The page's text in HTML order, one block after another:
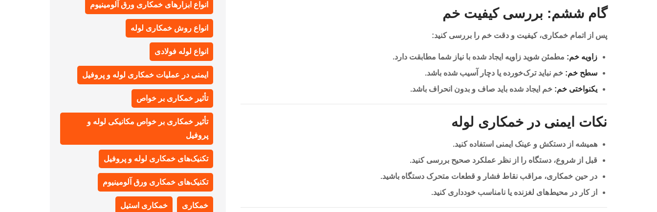
گام ششم: بررسی کیفیت خم
پس از اتمام خمکاری، کیفیت و دقت خم را بررسی کنید:
زاویه خم: مطمئن شوید زاویه ایجاد شده با نیاز شما مطابقت دارد.
سطح خم: خم نباید ترک‌خورده یا دچار آسیب شده باشد.
یکنواختی خم: خم ایجاد شده باید صاف و بدون انحراف باشد.
نکات ایمنی در خمکاری لوله
همیشه از دستکش و عینک ایمنی استفاده کنید.
قبل از شروع، دستگاه را از نظر عملکرد صحیح بررسی کنید.
در حین خمکاری، مراقب نقاط فشار و قطعات متحرک دستگاه باشید.
از کار در محیط‌های لغزنده یا نامناسب خودداری کنید.
انواع ابزارهای خمکاری ورق آلومینیوم
انواع روش خمکاری لوله
انواع لوله فولادی
ایمنی در عملیات خمکاری لوله و پروفیل
تأثیر خمکاری بر خواص
تأثیر خمکاری بر خواص مکانیکی لوله و
پروفیل
تکنیک‌های خمکاری لوله و پروفیل
تکنیک‌های خمکاری ورق آلومینیوم
خمکاری خمکاری استیل